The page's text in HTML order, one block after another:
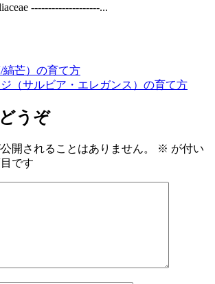
--------------------...
縞芒）の育て方
（サルビア・エレガンス）の育て方
うぞ
開されることはありません。 ※ が付い
です